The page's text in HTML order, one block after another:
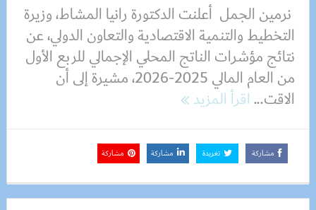
نرمين الجمل أعلنت الدكتورة رانيا المشاط، وزيرة
التخطيط والتنمية الاقتصادية والتعاون الدولي، عن
نتائج مؤشرات الناتج المحلي الإجمالي للربع الأول
من العام المالي 2025-2026، مشيرة إلى أن
الاقت...اقرأ المزيد
مشاركة تغريدة مشاركة مشاركة